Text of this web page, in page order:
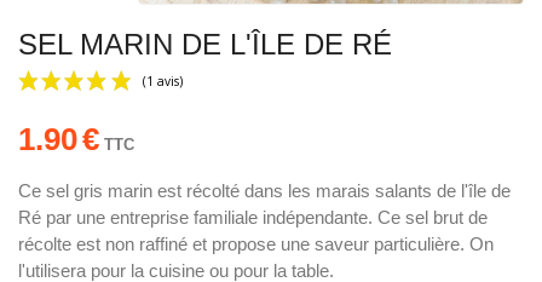
SEL MARIN DE L'ÎLE DE RÉ
(1 avis)
1.90€ TTC
Ce sel gris marin est récolté dans les marais salants de l'île de
Ré par une entreprise familiale indépendante. Ce sel brut de
récolte est non raffiné et propose une saveur particulière. On
l'utilisera pour la cuisine ou pour la table.